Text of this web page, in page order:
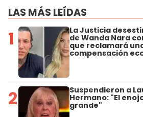
LAS MÁS LEÍDAS
1 La Justicia
de Wanda Nara
que reclamará
compensación
2 Suspendieron a
Hermano: "El
grande"